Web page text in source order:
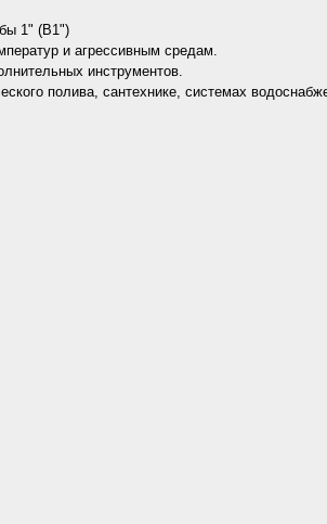
1" (В1")
и агрессивным средам.
инструментов.
полива, сантехнике, системах